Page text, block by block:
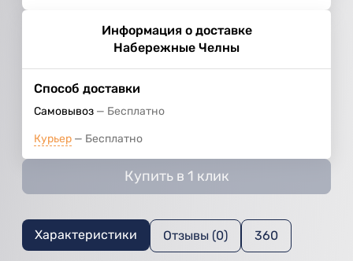
Информация о доставке
Набережные Челны
Способ доставки
Самовывоз Бесплатно
Курьер Бесплатно
Купить в 1 клик
Характеристики Отзывы (0) 360